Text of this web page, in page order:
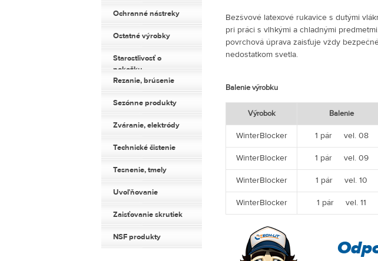
Ochranné nástreky
Ostatné výrobky
Starostlivosť o
pokožku
Rezanie, brúsenie
Sezónne produkty
Zváranie, elektródy
Technické čistenie
Tesnenie, tmely
Uvoľňovanie
Zaisťovanie skrutiek
NSF produkty
Bezšvové latexové rukavice s dutými
pri práci s vlhkými a chladnými
povrchová úprava zaisťuje vždy
nedostatkom svetla.
Balenie výrobku
Výrobok Balenie
WinterBlocker 1 pár vel. 08
WinterBlocker 1 pár vel. 09
WinterBlocker 1 pár vel. 10
WinterBlocker 1 pár vel. 11